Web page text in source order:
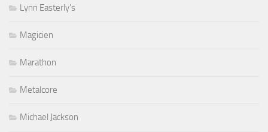
Lynn Easterly's
Magicien
Marathon
Metalcore
Michael Jackson